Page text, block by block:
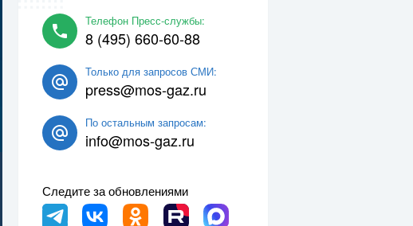
Телефон Пресс-службы:
8 (495) 660-60-88
Только для запросов СМИ:
press@mos-gaz.ru
По остальным запросам:
info@mos-gaz.ru
Следите за обновлениями